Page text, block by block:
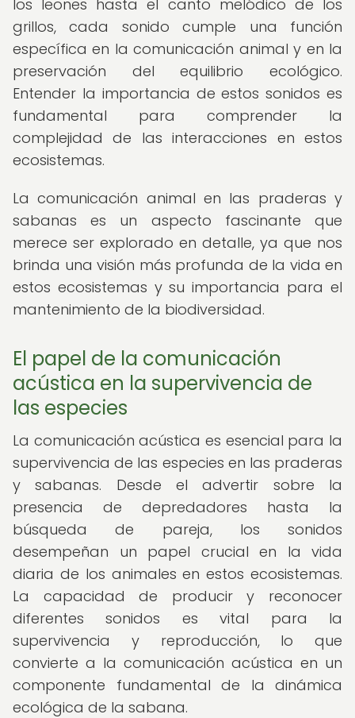
los leones hasta el canto melódico de los
grillos, cada sonido cumple una función
específica en la comunicación animal y en la
preservación del equilibrio ecológico.
Entender la importancia de estos sonidos es
fundamental para comprender la
complejidad de las interacciones en estos
ecosistemas.
La comunicación animal en las praderas y
sabanas es un aspecto fascinante que
merece ser explorado en detalle, ya que nos
brinda una visión más profunda de la vida en
estos ecosistemas y su importancia para el
mantenimiento de la biodiversidad.
El papel de la comunicación
acústica en la supervivencia de
las especies
La comunicación acústica es esencial para la
supervivencia de las especies en las praderas
y sabanas. Desde el advertir sobre la
presencia de depredadores hasta la
búsqueda de pareja, los sonidos
desempeñan un papel crucial en la vida
diaria de los animales en estos ecosistemas.
La capacidad de producir y reconocer
diferentes sonidos es vital para la
supervivencia y reproducción, lo que
convierte a la comunicación acústica en un
componente fundamental de la dinámica
ecológica de la sabana.